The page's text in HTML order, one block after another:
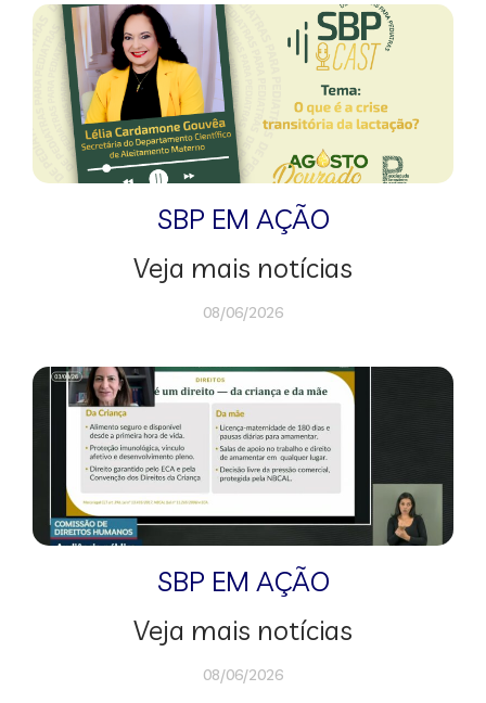
SBP EM AÇÃO
Veja mais notícias
08/06/2026
SBP EM AÇÃO
Veja mais notícias
08/06/2026